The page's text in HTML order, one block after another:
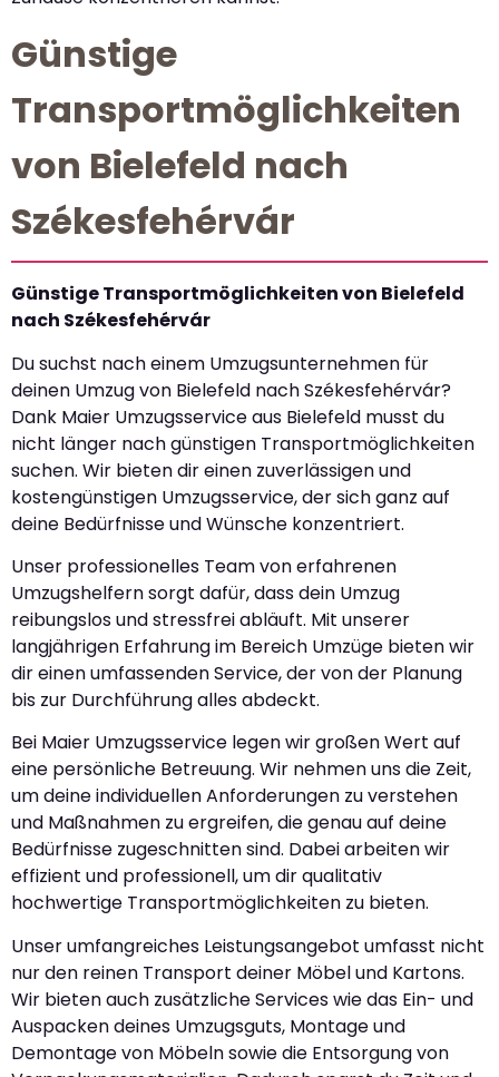
Günstige
Transportmöglichkeiten
von Bielefeld nach
Székesfehérvár
Günstige Transportmöglichkeiten von Bielefeld
nach Székesfehérvár
Du suchst nach einem Umzugsunternehmen für
deinen Umzug von Bielefeld nach Székesfehérvár?
Dank Maier Umzugsservice aus Bielefeld musst du
nicht länger nach günstigen Transportmöglichkeiten
suchen. Wir bieten dir einen zuverlässigen und
kostengünstigen Umzugsservice, der sich ganz auf
deine Bedürfnisse und Wünsche konzentriert.
Unser professionelles Team von erfahrenen
Umzugshelfern sorgt dafür, dass dein Umzug
reibungslos und stressfrei abläuft. Mit unserer
langjährigen Erfahrung im Bereich Umzüge bieten wir
dir einen umfassenden Service, der von der Planung
bis zur Durchführung alles abdeckt.
Bei Maier Umzugsservice legen wir großen Wert auf
eine persönliche Betreuung. Wir nehmen uns die Zeit,
um deine individuellen Anforderungen zu verstehen
und Maßnahmen zu ergreifen, die genau auf deine
Bedürfnisse zugeschnitten sind. Dabei arbeiten wir
effizient und professionell, um dir qualitativ
hochwertige Transportmöglichkeiten zu bieten.
Unser umfangreiches Leistungsangebot umfasst nicht
nur den reinen Transport deiner Möbel und Kartons.
Wir bieten auch zusätzliche Services wie das Ein- und
Auspacken deines Umzugsguts, Montage und
Demontage von Möbeln sowie die Entsorgung von